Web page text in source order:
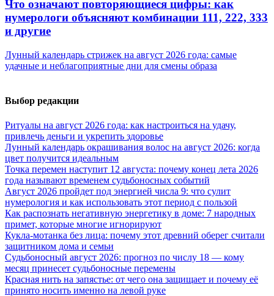
Что означают повторяющиеся цифры: как
нумерологи объясняют комбинации 111, 222, 333
и другие
Лунный календарь стрижек на август 2026 года: самые
удачные и неблагоприятные дни для смены образа
Выбор редакции
Ритуалы на август 2026 года: как настроиться на удачу,
привлечь деньги и укрепить здоровье
Лунный календарь окрашивания волос на август 2026: когда
цвет получится идеальным
Точка перемен наступит 12 августа: почему конец лета 2026
года называют временем судьбоносных событий
Август 2026 пройдет под энергией числа 9: что сулит
нумерология и как использовать этот период с пользой
Как распознать негативную энергетику в доме: 7 народных
примет, которые многие игнорируют
Кукла-мотанка без лица: почему этот древний оберег считали
защитником дома и семьи
Судьбоносный август 2026: прогноз по числу 18 — кому
месяц принесет судьбоносные перемены
Красная нить на запястье: от чего она защищает и почему её
принято носить именно на левой руке